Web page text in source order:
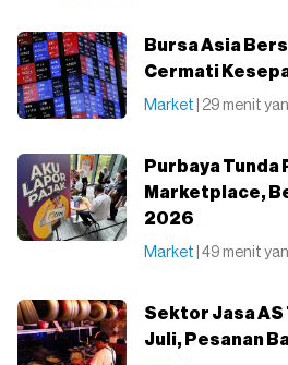
Bursa Asia
Cermati
Market | 29 menit
Purbaya Tunda
Marketplace,
2026
Market | 49 menit
Sektor Jasa AS
Juli, Pesanan